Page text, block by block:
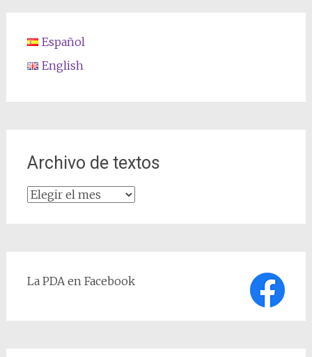
Español
English
Archivo de textos
Archivo
La PDA en Facebook